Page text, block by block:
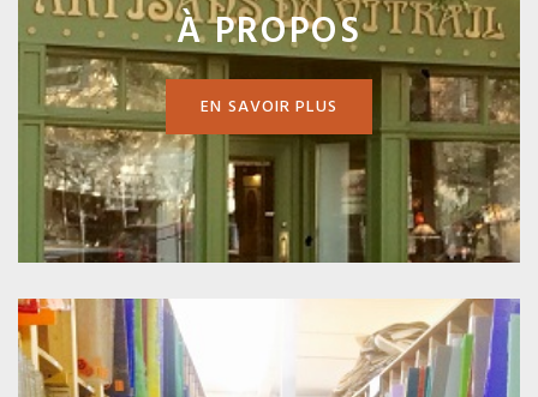
À PROPOS
EN SAVOIR PLUS